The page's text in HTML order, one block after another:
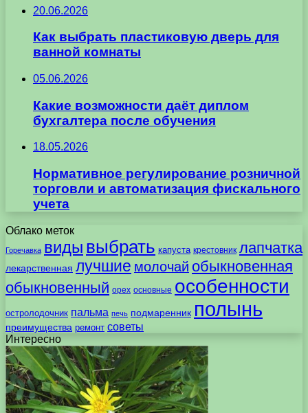
20.06.2026
Как выбрать пластиковую дверь для
ванной комнаты
05.06.2026
Какие возможности даёт диплом
бухгалтера после обучения
18.05.2026
Нормативное регулирование розничной
торговли и автоматизация фискального
учета
Облако меток
Горечавка виды выбрать капуста крестовник лапчатка
лекарственная лучшие молочай обыкновенная
обыкновенный орех основные особенности
остролодочник пальма печь подмаренник полынь
преимущества ремонт советы
Интересно